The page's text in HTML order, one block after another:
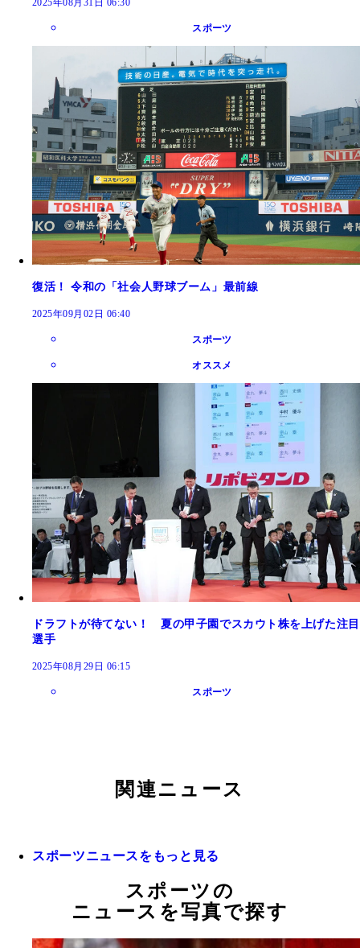
2025年08月31日 06:30
スポーツ
復活！ 令和の「社会人野球ブーム」最前線
2025年09月02日 06:40
スポーツ
オススメ
ドラフトが待てない！ 夏の甲子園でスカウト株を上げた注目
選手
2025年08月29日 06:15
スポーツ
関連ニュース
スポーツニュースをもっと見る
スポーツの
ニュースを写真で探す